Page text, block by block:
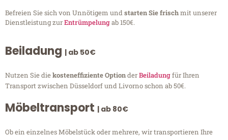
Befreien Sie sich von Unnötigem undstarten Sie frischmit unserer
Dienstleistung zurEntrümpelungab 150€.
Beiladung | ab 50€
Nutzen Sie diekosteneffiziente OptionderBeiladungfür Ihren
Transport zwischen Düsseldorf und Livorno schon ab 50€.
Möbeltransport | ab 80€
Ob ein einzelnes Möbelstück oder mehrere, wir transportieren Ihre